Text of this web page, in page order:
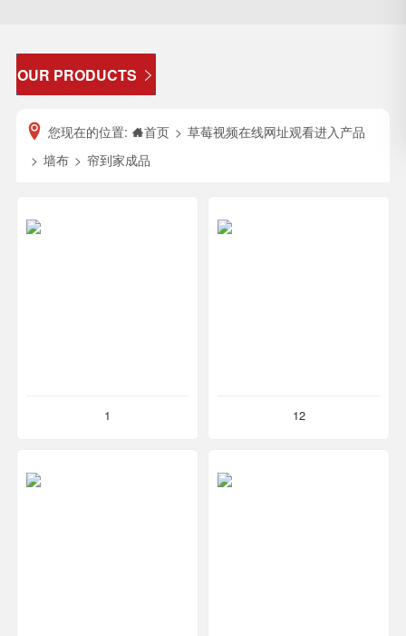
OUR PRODUCTS 
您现在的位置: 首页 > 草莓视频在线网址观看进入产品
> 墙布 > 帘到家成品
1 12